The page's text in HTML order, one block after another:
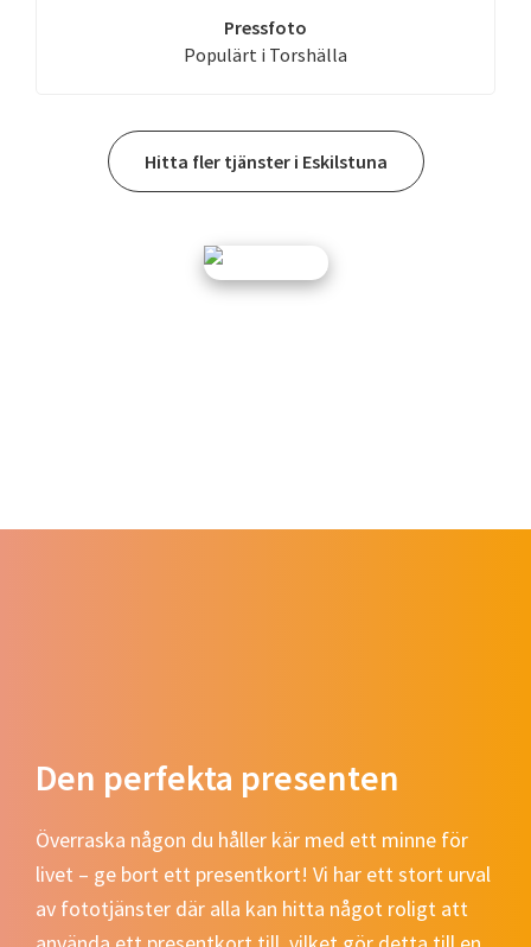
Pressfoto
Populärt i Torshälla
Hitta fler tjänster i Eskilstuna
Den perfekta presenten
Överraska någon du håller kär med ett minne för
livet – ge bort ett presentkort! Vi har ett stort urval
av fototjänster där alla kan hitta något roligt att